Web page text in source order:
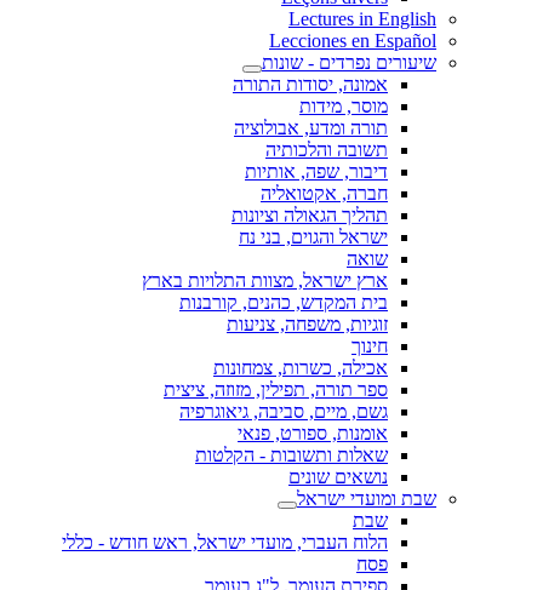
Lectures in English
Lecciones en Español
שיעורים נפרדים - שונות
אמונה, יסודות התורה
מוסר, מידות
תורה ומדע, אבולוציה
תשובה והלכותיה
דיבור, שפה, אותיות
חברה, אקטואליה
תהליך הגאולה וציונות
ישראל והגוים, בני נח
שואה
ארץ ישראל, מצוות התלויות בארץ
בית המקדש, כהנים, קורבנות
זוגיות, משפחה, צניעות
חינוך
אכילה, כשרות, צמחונות
ספר תורה, תפילין, מזוזה, ציצית
גשם, מיים, סביבה, גיאוגרפיה
אומנות, ספורט, פנאי
שאלות ותשובות - הקלטות
נושאים שונים
שבת ומועדי ישראל
שבת
הלוח העברי, מועדי ישראל, ראש חודש - כללי
פסח
ספירת העומר, ל"ג בעומר